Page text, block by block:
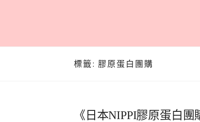
標籤: 膠原蛋白團購
《日本NIPPI膠原蛋白